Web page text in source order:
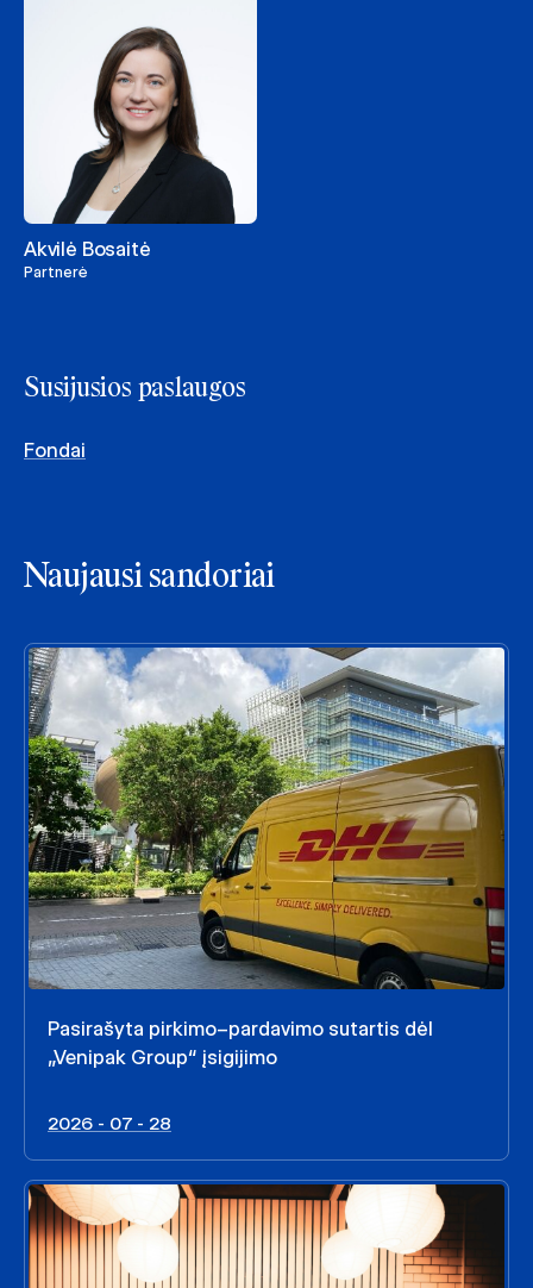
Akvilė Bosaitė
Partnerė
Susijusios paslaugos
Fondai
Naujausi sandoriai
Pasirašyta pirkimo–pardavimo sutartis dėl
„Venipak Group“ įsigijimo
2026 - 07 - 28